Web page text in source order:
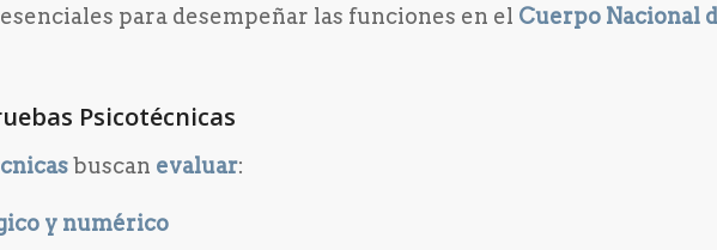
para desempeñar las funciones en el Cuerpo Nacional
Psicotécnicas
buscan evaluar:
y numérico